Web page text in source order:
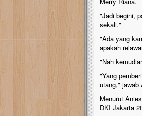
"Jadi begini,
sekali."
"Ada yang
apakah
"Nah
"Yang
utang," jawab
Menurut
DKI Jakarta